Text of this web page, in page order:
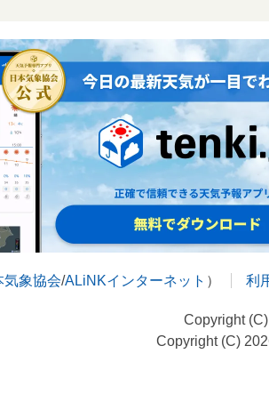
気象協会/ALiNKインターネット ） 利
Copyright
Copyright (C)